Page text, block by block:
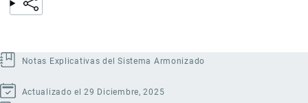
Notas Explicativas del Sistema Armonizado
Actualizado el 29 Diciembre, 2025